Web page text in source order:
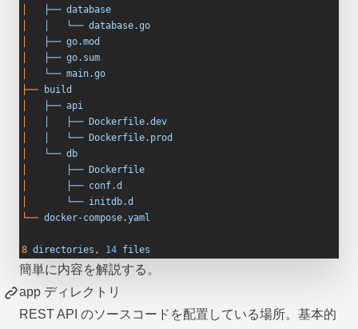
   ├──
database
   └──
database.go
   ├──
go.mod
   ├──
go.sum
   └──
main.go
├── build
   ├──
api
   ├──
Dockerfile.dev
   └──
Dockerfile.prod
   └──
db
       ├──
Dockerfile
       ├──
conf.d
       └──
initdb.d
└── docker-compose.yaml
8 directories, 14 files
簡単に内容を解説する。
app ディレクトリ
REST API のソースコードを配置している場所。基本的